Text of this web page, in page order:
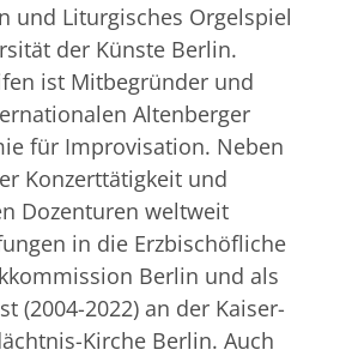
und Liturgisches Orgelspiel
der Künste Berlin.
ist Mitbegründer und
Altenberger
für Improvisation. Neben
Konzerttätigkeit und
Dozenturen weltweit
in die Erzbischöfliche
Berlin und als
(2004-2022) an der Kaiser-
Kirche Berlin. Auch